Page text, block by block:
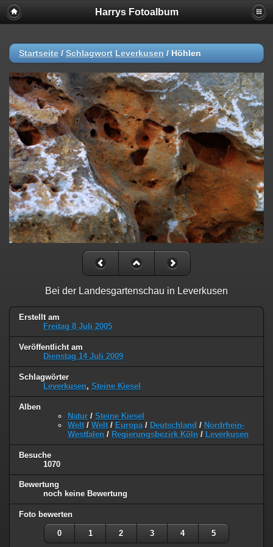
Harrys Fotoalbum
Startseite / Schlagwort Leverkusen / Höhlen
Bei der Landesgartenschau in Leverkusen
Erstellt am
Freitag 8 Juli 2005
Veröffentlicht am
Dienstag 14 Juli 2009
Schlagwörter
Leverkusen, Steine Kiesel
Alben
Natur / Steine Kiesel
Welt / Welt / Europa / Deutschland / Nordrhein-
Westfalen / Regierungsbezirk Köln / Leverkusen
Besuche
1070
Bewertung
noch keine Bewertung
Foto bewerten
0 1 2 3 4 5